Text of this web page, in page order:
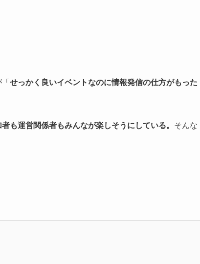
せっかく良いイベントなのに情報発信の仕方がもった
も運営関係者もみんなが楽しそうにしている。 そんな